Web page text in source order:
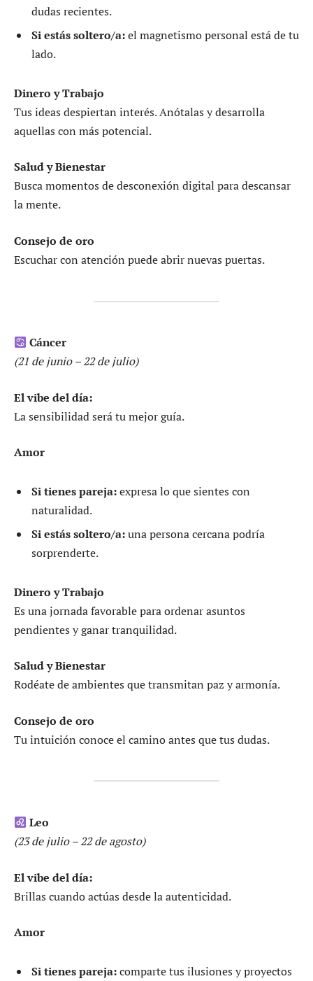
dudas recientes.
Si estás soltero/a:el magnetismo personal está de tu
lado.
Dinero y Trabajo
Tus ideas despiertan interés. Anótalas y desarrolla
aquellas con más potencial.
Salud y Bienestar
Busca momentos de desconexión digital para descansar
la mente.
Consejo de oro
Escuchar con atención puede abrir nuevas puertas.
Cáncer
(21 de junio – 22 de julio)
El vibe del día:
La sensibilidad será tu mejor guía.
Amor
Si tienes pareja:expresa lo que sientes con
naturalidad.
Si estás soltero/a:una persona cercana podría
sorprenderte.
Dinero y Trabajo
Es una jornada favorable para ordenar asuntos
pendientes y ganar tranquilidad.
Salud y Bienestar
Rodéate de ambientes que transmitan paz y armonía.
Consejo de oro
Tu intuición conoce el camino antes que tus dudas.
Leo
(23 de julio – 22 de agosto)
El vibe del día:
Brillas cuando actúas desde la autenticidad.
Amor
Si tienes pareja:comparte tus ilusiones y proyectos